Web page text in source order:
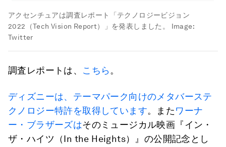
アクセンチュアは調査レポート「テクノロジービジョン
2022（Tech Vision Report）」を発表しました。
Image:
Twitter
調査レポートは、 こちら。
ディズニーは、テーマパーク向けのメタバーステ
クノロジー特許を取得しています。またワーナ
ー・ブラザーズはそのミュージカル映画『イン・
ザ・ハイツ（In the Heights）』の公開記念とし